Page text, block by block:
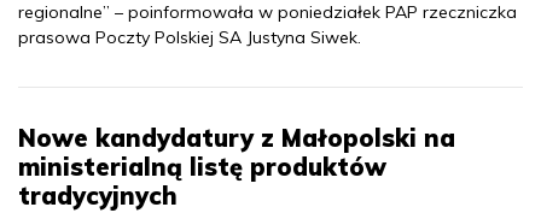
regionalne” – poinformowała w poniedziałek PAP rzeczniczka
prasowa Poczty Polskiej SA Justyna Siwek.
Nowe kandydatury z Małopolski na
ministerialną listę produktów
tradycyjnych